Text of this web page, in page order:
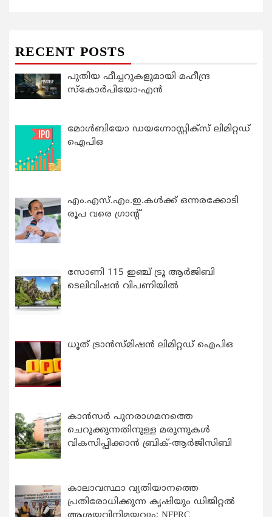
RECENT POSTS
പുതിയ ഫീച്ചറുകളുമായി മഹീന്ദ്ര
സ്കോർപിയോ-എൻ
മോൾബിയോ ഡയഗ്നോസ്റ്റിക്സ് ലിമിറ്റഡ്
ഐപിഒ
എം.എസ്.എം.ഇ.കൾക്ക് ഒന്നരക്കോടി
രൂപ വരെ ഗ്രാന്റ്
സോണി 115 ഇഞ്ച് ട്രൂ ആർജിബി
ടെലിവിഷൻ വിപണിയിൽ
ധൂത് ട്രാൻസ്മിഷൻ ലിമിറ്റഡ് ഐപിഒ
കാന്‍സര്‍ പുനരാഗമനത്തെ
ചെറുക്കുന്നതിനുള്ള മരുന്നുകള്‍
വികസിപ്പിക്കാന്‍ ബ്രിക്-ആര്‍ജിസിബി
കാലാവസ്ഥാ വ്യതിയാനത്തെ
പ്രതിരോധിക്കുന്ന കൃഷിയും ഡിജിറ്റൽ